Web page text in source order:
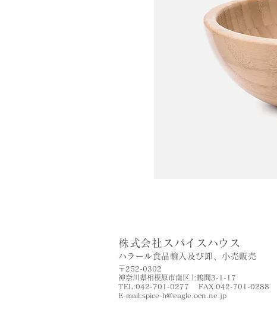
株式会社スパイスハウス
​ハラール食品輸入及び卸、小売販売
〒252-0302
神奈川県相模原市南区上鶴間3-1-17
TEL:042-701-0277 FAX:042-701-0288
​E-mail:spice-h@eagle.ocn.ne.jp